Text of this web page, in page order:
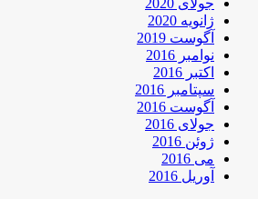
ژانویه 2020
آگوست 2019
نوامبر 2016
اکتبر 2016
سپتامبر 2016
آگوست 2016
جولای 2016
ژوئن 2016
می 2016
آوریل 2016